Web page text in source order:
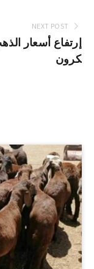
NEXT POST
إرتفاع أسعار
كرون